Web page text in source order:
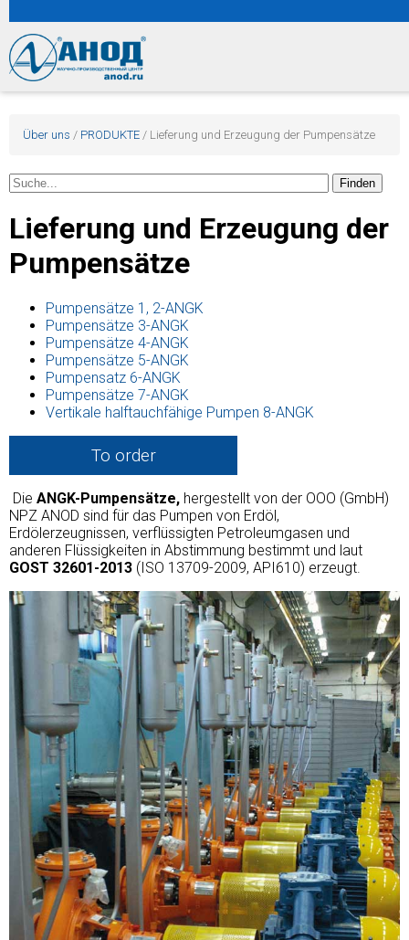
Über uns / PRODUKTE / Lieferung und Erzeugung der Pumpensätze
Lieferung und Erzeugung der
Pumpensätze
Pumpensätze 1, 2-ANGK
Pumpensätze 3-ANGK
Pumpensätze 4-ANGK
Pumpensätze 5-ANGK
Pumpensatz 6-ANGK
Pumpensätze 7-ANGK
Vertikale halftauchfähige Pumpen 8-ANGK
To order
Die ANGK-Pumpensätze, hergestellt von der ООО (GmbH)
NPZ ANOD sind für das Pumpen von Erdöl,
Erdölerzeugnissen, verflüssigten Petroleumgasen und
anderen Flüssigkeiten in Abstimmung bestimmt und laut
GOST 32601-2013 (ISO 13709-2009, API610) erzeugt.